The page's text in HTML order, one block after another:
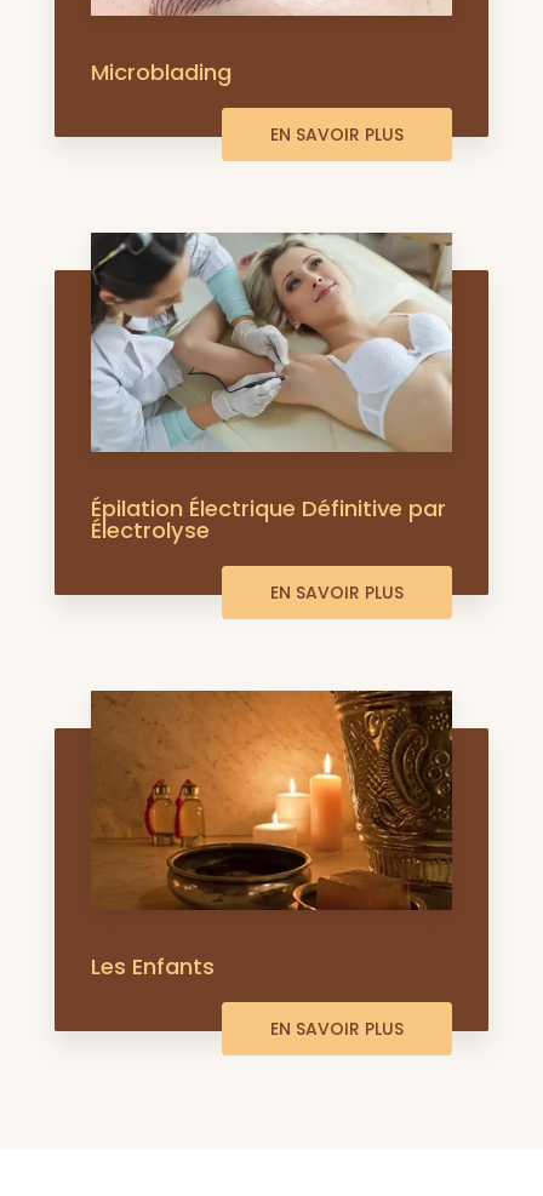
Microblading
EN SAVOIR PLUS
Épilation Électrique Définitive par
Électrolyse
EN SAVOIR PLUS
Les Enfants
EN SAVOIR PLUS